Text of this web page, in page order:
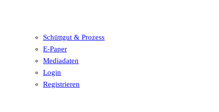
Schüttgut & Prozess
E-Paper
Mediadaten
Login
Registrieren